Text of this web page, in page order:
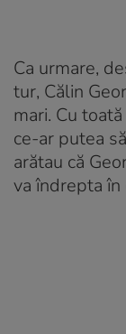
Ca urmare,
tur, Călin
mari. Cu
ce-ar putea
arătau că
va îndrepta